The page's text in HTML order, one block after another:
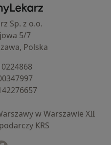
ZnanyLekarz - Strona główna
Sp. z o.o.
5/7
Polska
w Warszawie XII
KRS